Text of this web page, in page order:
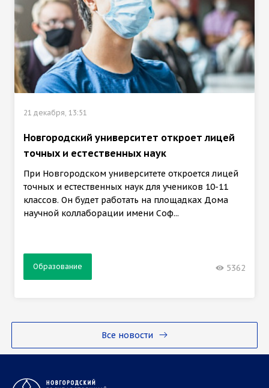
Все новости
21 декабря, 13:51
Новгородский университет откроет лицей
точных и естественных наук
При Новгородском университете откроется лицей
точных и естественных наук для учеников 10-11
классов. Он будет работать на площадках Дома
научной коллаборации имени Соф...
Образование 5362